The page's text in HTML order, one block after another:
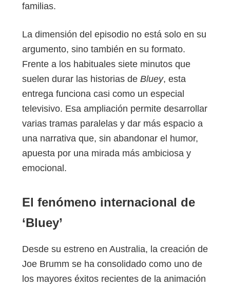
familias.
La dimensión del episodio no está solo en su
argumento, sino también en su formato.
Frente a los habituales siete minutos que
suelen durar las historias de Bluey, esta
entrega funciona casi como un especial
televisivo. Esa ampliación permite desarrollar
varias tramas paralelas y dar más espacio a
una narrativa que, sin abandonar el humor,
apuesta por una mirada más ambiciosa y
emocional.
El fenómeno internacional de
‘Bluey’
Desde su estreno en Australia, la creación de
Joe Brumm se ha consolidado como uno de
los mayores éxitos recientes de la animación